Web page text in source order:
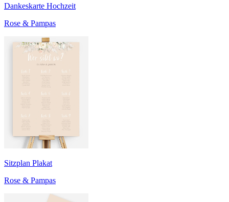
Dankeskarte Hochzeit
Rose & Pampas
Sitzplan Plakat
Rose & Pampas